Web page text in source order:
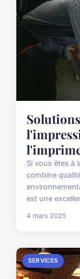
Si vous êtes à
combine
est une
4 mars 2025
SERVICES